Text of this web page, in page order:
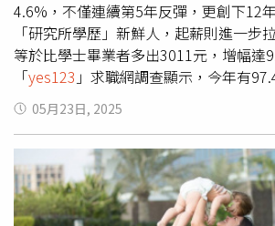
景吃粽子習慣，上班族平均會吃3.9顆，
顆。口味偏好以「南部粽」最受歡迎（
「北部粽」、「海鮮粽」、「冰粽」及
求職網發言人楊宗斌指出，端午獎金被
的領先指標。從今年整體獎金與禮品預
全球貿易不確定性、匯率波動等影響企
保守有關。本次調查於2025年5月14日
本為1,336名在職勞工與1,066家企業，
值分別為±2.68%與±3%。
4.6%，不僅連續第5年反彈，更創下12
「研究所學歷」新鮮人，起薪則進一步
等於比學士畢業者多出3011元，增幅達
「yes123 」求職網調查顯示，今年有
聘僱應屆畢業或剛退伍新鮮人的計畫，
97%，創下6年來新高。平均預計招募
也略高於去年的15.4人，且不僅需求擴
的社會新鮮人，平均願意提供的起薪是
現反彈，並創下12年以來新高。相較之
所學歷」的新鮮人，資方平均願意給的
05月23日, 2025